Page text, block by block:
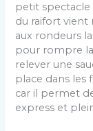
petit
du raifort vient
aux rondeurs
pour rompre
relever une
place dans les
car il permet
express et